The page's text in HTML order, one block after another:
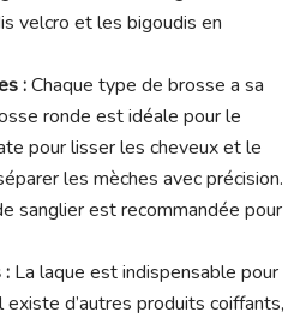
velcro et les bigoudis en
:Chaque type de brosse a sa
ronde est idéale pour le
pour lisser les cheveux et le
les mèches avec précision.
sanglier est recommandée pour
: La laque est indispensable pour
d’autres produits coiffants,